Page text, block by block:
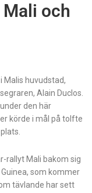
och
Malis huvudstad,
Alain Duclos.
den här
körde i mål på tolfte
rallyt Mali bakom sig
som kommer
tävlande har sett